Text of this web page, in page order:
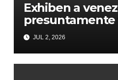
Exhiben a
presuntamente
comida que les
donaciones
JUL 2, 2026